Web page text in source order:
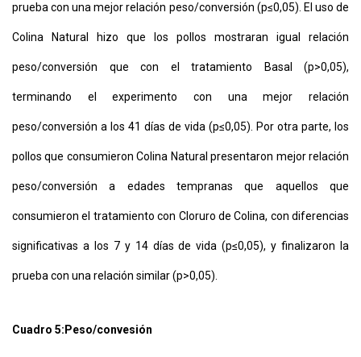
prueba con una mejor relación peso/conversión (p≤0,05). El uso de
Colina Natural hizo que los pollos mostraran igual relación
peso/conversión que con el tratamiento Basal (p>0,05),
terminando el experimento con una mejor relación
peso/conversión a los 41 días de vida (p≤0,05). Por otra parte, los
pollos que consumieron Colina Natural presentaron mejor relación
peso/conversión a edades tempranas que aquellos que
consumieron el tratamiento con Cloruro de Colina, con diferencias
significativas a los 7 y 14 días de vida (p≤0,05), y finalizaron la
prueba con una relación similar (p>0,05).
Cuadro 5: Peso/convesión